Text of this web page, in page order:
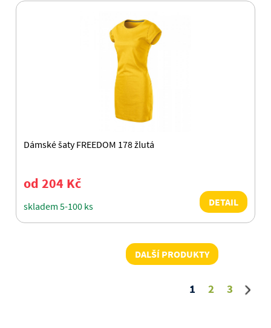
Dámské šaty FREEDOM 178 žlutá
od 204 Kč
skladem 5-100 ks DETAIL
DALŠÍ PRODUKTY
1 2 3